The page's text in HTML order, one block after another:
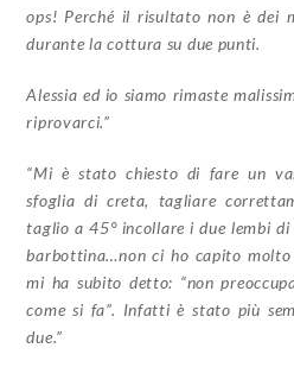
ops! Perché il risultato non è dei
durante la cottura su due punti.
Alessia ed io siamo rimaste
riprovarci.”
“Mi è stato chiesto di fare un
sfoglia di creta, tagliare
taglio a 45° incollare i due lembi
barbottina…non ci ho capito molto
mi ha subito detto: “non
come si fa”. Infatti è stato più
due.”